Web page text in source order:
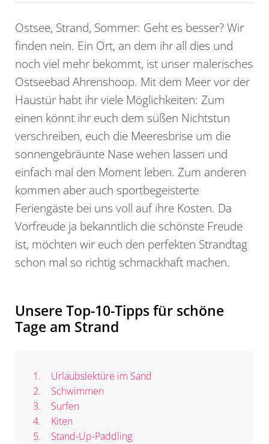
Ostsee, Strand, Sommer: Geht es besser? Wir
finden nein. Ein Ort, an dem ihr all dies und
noch viel mehr bekommt, ist unser malerisches
Ostseebad Ahrenshoop. Mit dem Meer vor der
Haustür habt ihr viele Möglichkeiten: Zum
einen könnt ihr euch dem süßen Nichtstun
verschreiben, euch die Meeresbrise um die
sonnengebräunte Nase wehen lassen und
einfach mal den Moment leben. Zum anderen
kommen aber auch sportbegeisterte
Feriengäste bei uns voll auf ihre Kosten. Da
Vorfreude ja bekanntlich die schönste Freude
ist, möchten wir euch den perfekten Strandtag
schon mal so richtig schmackhaft machen.
Unsere Top-10-Tipps für schöne
Tage am Strand
Urlaubslektüre im Sand
Schwimmen
Surfen
Kiten
Stand-Up-Paddling